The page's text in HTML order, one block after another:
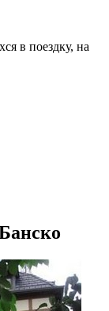
в поездку, на